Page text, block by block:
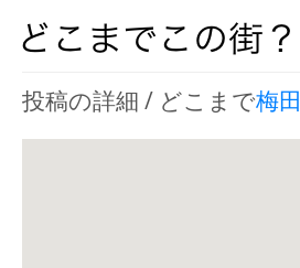
投稿の詳細 / どこまで梅田